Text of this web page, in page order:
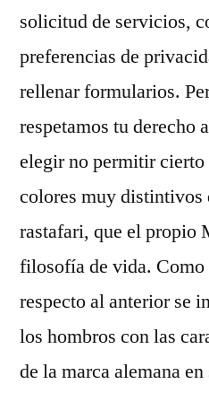
solicitud de servicios,
preferencias de
rellenar formularios.
respetamos tu derecho
elegir no permitir
colores muy
rastafari, que el propio
filosofía de vida. Como
respecto al anterior se
los hombros con las
de la marca alemana